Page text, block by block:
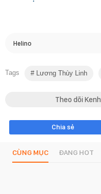
Helino
Tags Lương Thùy Linh
Theo dõi
Chia sẻ
CÙNG MỤC ĐANG HOT